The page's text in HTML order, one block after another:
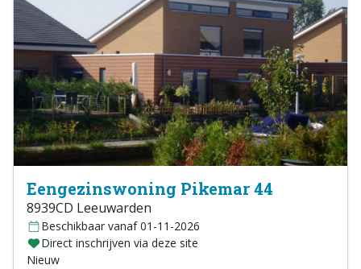
Eengezinswoning Pikemar 44
8939CD Leeuwarden
Beschikbaar vanaf 01-11-2026
Direct inschrijven via deze site
Nieuw